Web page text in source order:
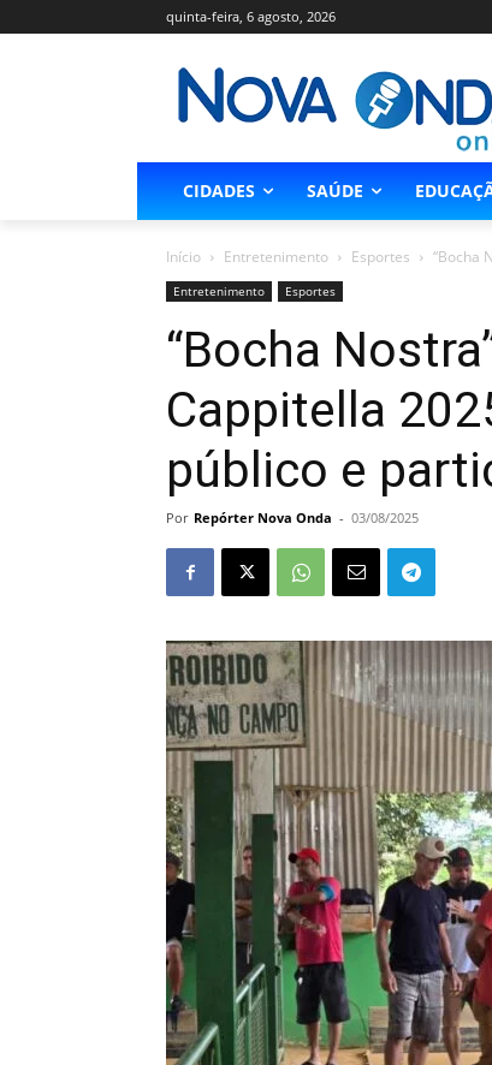
quinta-feira, 6 agosto, 2026
CIDADES SAÚDE
Início Entretenimento Esportes “Bocha
Entretenimento Esportes
“Bocha
Cappitella
público e
Por Repórter Nova Onda - 03/08/2025